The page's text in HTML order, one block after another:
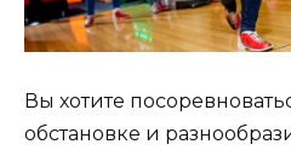
Вы хотите
обстановке и